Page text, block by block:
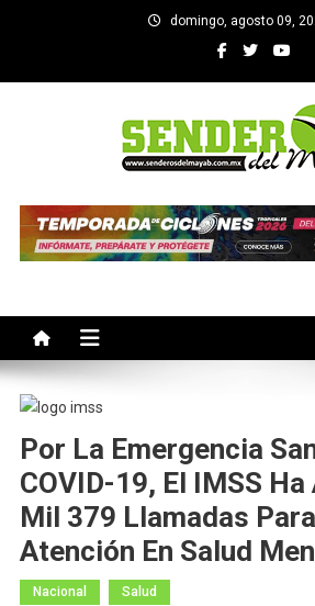
domingo, agosto 09,
SENDEROS DEL
Por La Emergencia
COVID-19, El IMSS
Mil 379 Llamadas
Atención En Salud
Nacional Salud